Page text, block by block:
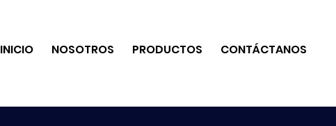
INICIO NOSOTROS PRODUCTOS CONTÁCTANOS